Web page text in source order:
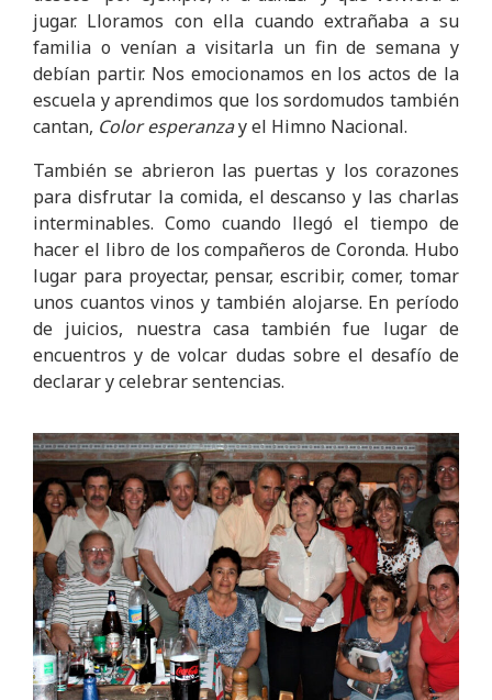
jugar. Lloramos con ella cuando extrañaba a su
familia o venían a visitarla un fin de semana y
debían partir. Nos emocionamos en los actos de la
escuela y aprendimos que los sordomudos también
cantan, Color esperanzay el Himno Nacional.
También se abrieron las puertas y los corazones
para disfrutar la comida, el descanso y las charlas
interminables. Como cuando llegó el tiempo de
hacer el libro de los compañeros de Coronda. Hubo
lugar para proyectar, pensar, escribir, comer, tomar
unos cuantos vinos y también alojarse. En período
de juicios, nuestra casa también fue lugar de
encuentros y de volcar dudas sobre el desafío de
declarar y celebrar sentencias.